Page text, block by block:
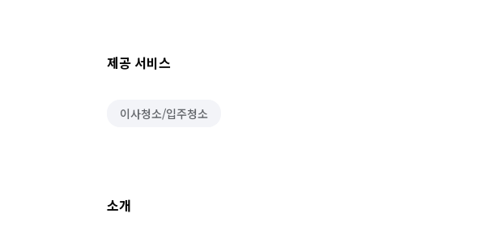
제공 서비스
이사청소/입주청소
소개